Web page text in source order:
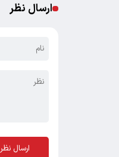
ارسال نظر
ارسال نظر